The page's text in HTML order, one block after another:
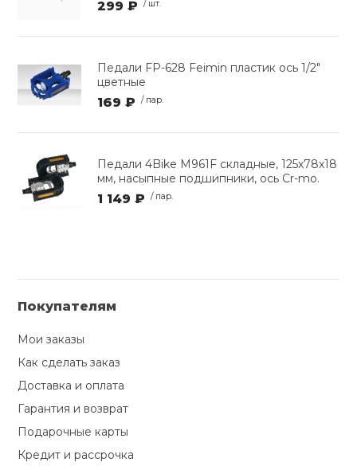
299 ₽ / шт.
Педали FP-628 Feimin пластик ось 1/2"
цветные
169 ₽ / пар.
Педали 4Bike M961F складные, 125х78х18
мм, насыпные подшипники, ось Cr-mo.
1 149 ₽ / пар.
Покупателям
Мои заказы
Как сделать заказ
Доставка и оплата
Гарантия и возврат
Подарочные карты
Кредит и рассрочка